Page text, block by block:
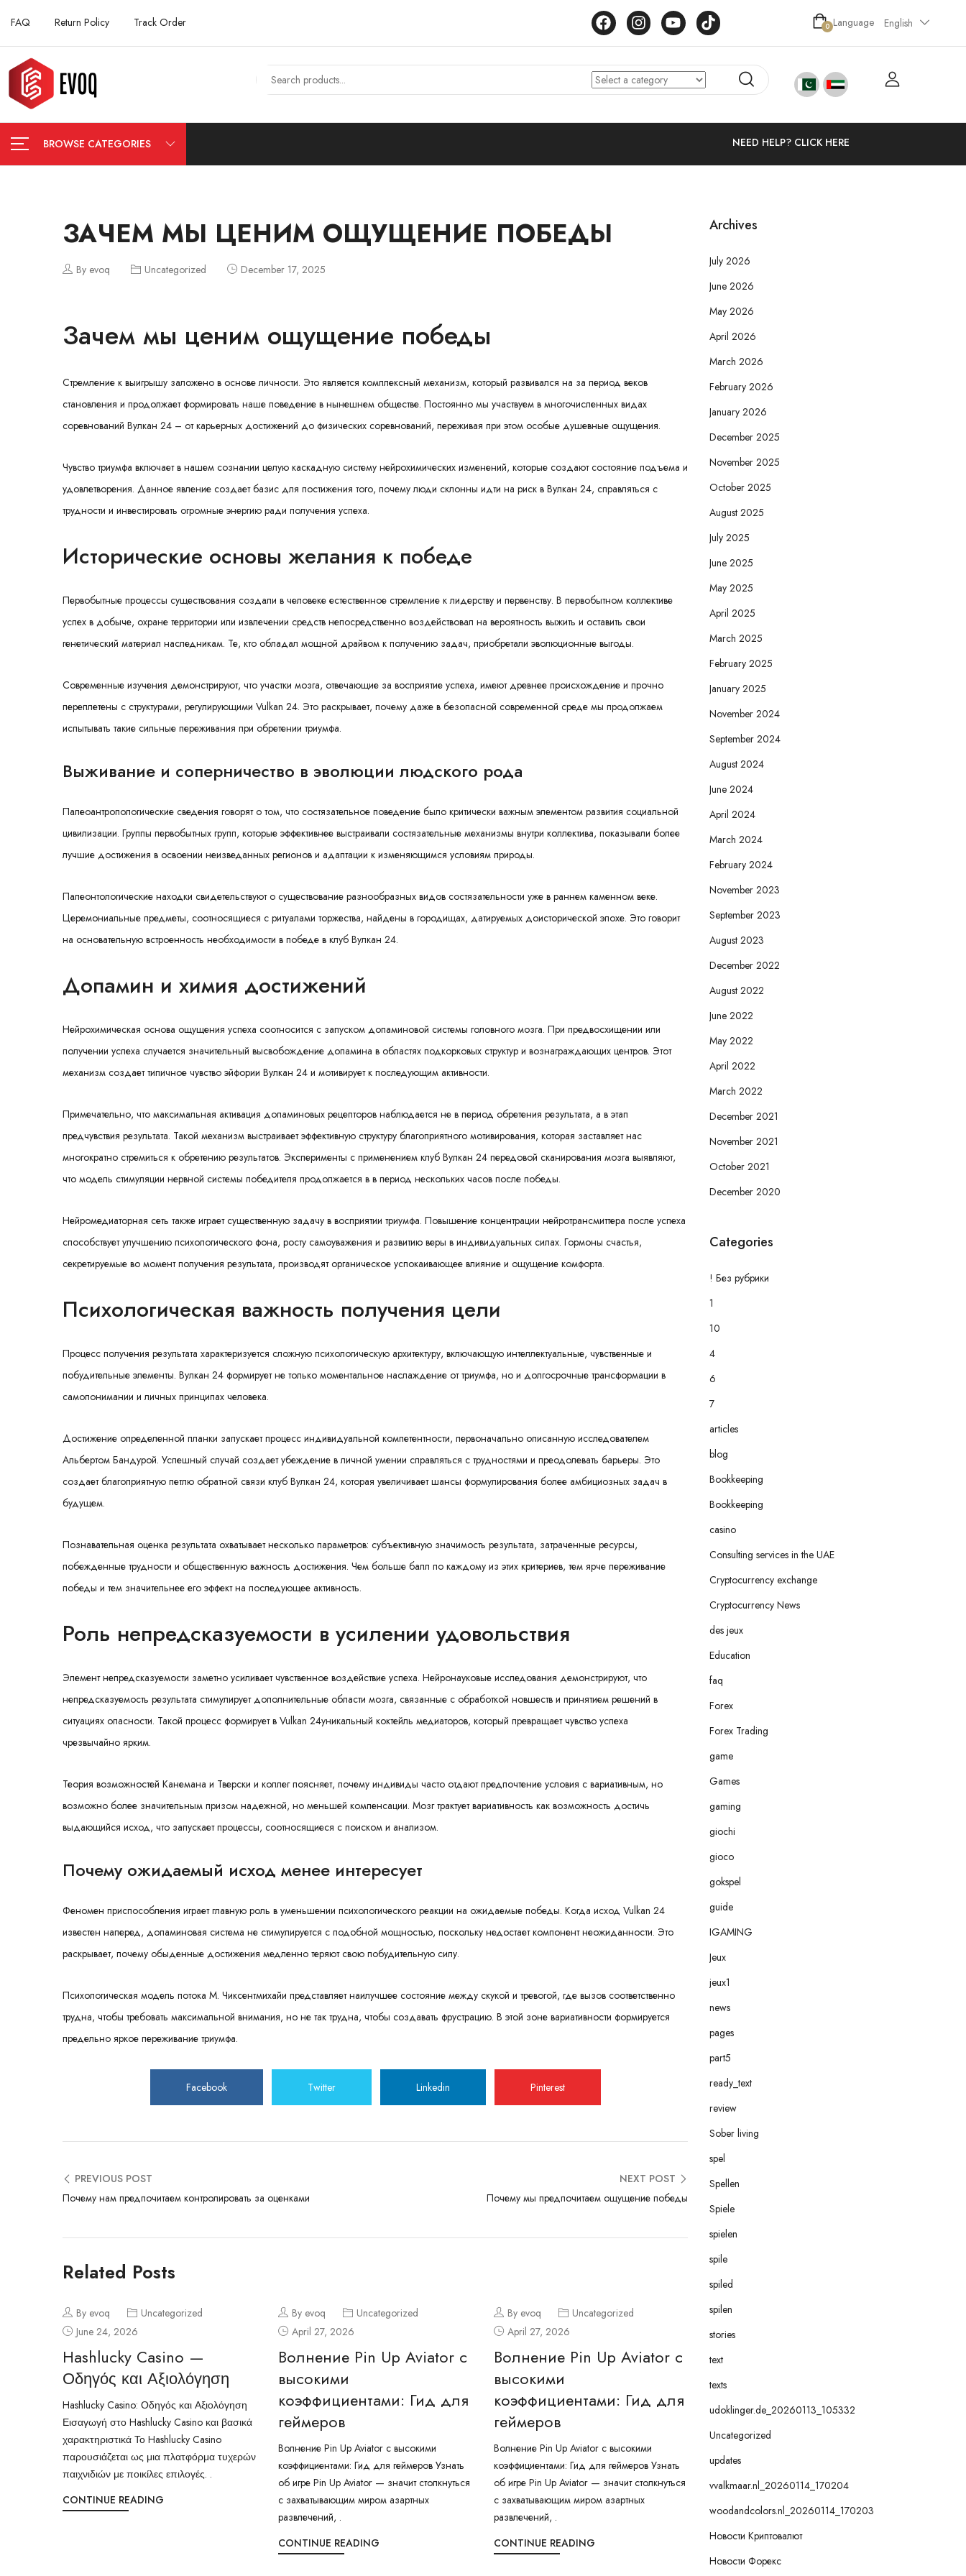
FAQ Return Policy Track Order 0 Language English
BROWSE CATEGORIES NEED HELP? CLICK HERE
ЗАЧЕМ МЫ ЦЕНИМ ОЩУЩЕНИЕ ПОБЕДЫ
By evoq Uncategorized December 17, 2025
Зачем мы ценим ощущение победы
Стремление к выигрышу заложено в основе личности. Это является комплексный механизм, который развивался на за период веков
становления и продолжает формировать наше поведение в нынешнем обществе. Постоянно мы участвуем в многочисленных видах
соревнований Вулкан 24 – от карьерных достижений до физических соревнований, переживая при этом особые душевные ощущения.
Чувство триумфа включает в нашем сознании целую каскадную систему нейрохимических изменений, которые создают состояние подъема и
удовлетворения. Данное явление создает базис для постижения того, почему люди склонны идти на риск в Вулкан 24, справляться с
трудности и инвестировать огромные энергию ради получения успеха.
Исторические основы желания к победе
Первобытные процессы существования создали в человеке естественное стремление к лидерству и первенству. В первобытном коллективе
успех в добыче, охране территории или извлечении средств непосредственно воздействовал на вероятность выжить и оставить свои
генетический материал наследникам. Те, кто обладал мощной драйвом к получению задач, приобретали эволюционные выгоды.
Современные изучения демонстрируют, что участки мозга, отвечающие за восприятие успеха, имеют древнее происхождение и прочно
переплетены с структурами, регулирующими Vulkan 24. Это раскрывает, почему даже в безопасной современной среде мы продолжаем
испытывать такие сильные переживания при обретении триумфа.
Выживание и соперничество в эволюции людского рода
Палеоантропологические сведения говорят о том, что состязательное поведение было критически важным элементом развития социальной
цивилизации. Группы первобытных групп, которые эффективнее выстраивали состязательные механизмы внутри коллектива, показывали более
лучшие достижения в освоении неизведанных регионов и адаптации к изменяющимся условиям природы.
Палеонтологические находки свидетельствуют о существование разнообразных видов состязательности уже в раннем каменном веке.
Церемониальные предметы, соотносящиеся с ритуалами торжества, найдены в городищах, датируемых доисторической эпохе. Это говорит
на основательную встроенность необходимости в победе в клуб Вулкан 24.
Допамин и химия достижений
Нейрохимическая основа ощущения успеха соотносится с запуском допаминовой системы головного мозга. При предвосхищении или
получении успеха случается значительный высвобождение допамина в областях подкорковых структур и вознаграждающих центров. Этот
механизм создает типичное чувство эйфории Вулкан 24 и мотивирует к последующим активности.
Примечательно, что максимальная активация допаминовых рецепторов наблюдается не в период обретения результата, а в этап
предчувствия результата. Такой механизм выстраивает эффективную структуру благоприятного мотивирования, которая заставляет нас
многократно стремиться к обретению результатов. Эксперименты с применением клуб Вулкан 24 передовой сканирования мозга выявляют,
что модель стимуляции нервной системы победителя продолжается в в период нескольких часов после победы.
Нейромедиаторная сеть также играет существенную задачу в восприятии триумфа. Повышение концентрации нейротрансмиттера после успеха
способствует улучшению психологического фона, росту самоуважения и развитию веры в индивидуальных силах. Гормоны счастья,
секретируемые во момент получения результата, производят органическое успокаивающее влияние и ощущение комфорта.
Психологическая важность получения цели
Процесс получения результата характеризуется сложную психологическую архитектуру, включающую интеллектуальные, чувственные и
побудительные элементы. Вулкан 24 формирует не только моментальное наслаждение от триумфа, но и долгосрочные трансформации в
самопонимании и личных принципах человека.
Достижение определенной планки запускает процесс индивидуальной компетентности, первоначально описанную исследователем
Альбертом Бандурой. Успешный случай создает убеждение в личной умении справляться с трудностями и преодолевать барьеры. Это
создает благоприятную петлю обратной связи клуб Вулкан 24, которая увеличивает шансы формулирования более амбициозных задач в
будущем.
Познавательная оценка результата охватывает несколько параметров: субъективную значимость результата, затраченные ресурсы,
побежденные трудности и общественную важность достижения. Чем больше балл по каждому из этих критериев, тем ярче переживание
победы и тем значительнее его эффект на последующее активность.
Роль непредсказуемости в усилении удовольствия
Элемент непредсказуемости заметно усиливает чувственное воздействие успеха. Нейронауковые исследования демонстрируют, что
непредсказуемость результата стимулирует дополнительные области мозга, связанные с обработкой новшеств и принятием решений в
ситуациях опасности. Такой процесс формирует в Vulkan 24уникальный коктейль медиаторов, который превращает чувство успеха
чрезвычайно ярким.
Теория возможностей Канемана и Тверски и коллег поясняет, почему индивиды часто отдают предпочтение условия с вариативным, но
возможно более значительным призом надежной, но меньшей компенсации. Мозг трактует вариативность как возможность достичь
выдающийся исход, что запускает процессы, соотносящиеся с поиском и анализом.
Почему ожидаемый исход менее интересует
Феномен приспособления играет главную роль в уменьшении психологического реакции на ожидаемые победы. Когда исход Vulkan 24
известен наперед, допаминовая система не стимулируется с подобной мощностью, поскольку недостает компонент неожиданности. Это
раскрывает, почему обыденные достижения медленно теряют свою побудительную силу.
Психологическая модель потока М. Чиксентмихайи представляет наилучшее состояние между скукой и тревогой, где вызов соответственно
трудна, чтобы требовать максимальной внимания, но не так трудна, чтобы создавать фрустрацию. В этой зоне вариативности формируется
предельно яркое переживание триумфа.
Facebook Twitter Linkedin Pinterest
PREVIOUS POST
Почему нам предпочитаем контролировать за оценками
NEXT POST
Почему мы предпочитаем ощущение победы
Related Posts
By evoq
Uncategorized
June 24, 2026
Hashlucky Casino —
Οδηγός και Αξιολόγηση
Hashlucky Casino: Οδηγός και Αξιολόγηση
Εισαγωγή στο Hashlucky Casino και βασικά
χαρακτηριστικά Το Hashlucky Casino
παρουσιάζεται ως μια πλατφόρμα τυχερών
παιχνιδιών με ποικίλες επιλογές. .
CONTINUE READING
By evoq
Uncategorized
April 27, 2026
Волнение Pin Up Aviator с
высокими
коэффициентами: Гид для
геймеров
Волнение Pin Up Aviator с высокими
коэффициентами: Гид для геймеров Узнать
об игре Pin Up Aviator — значит столкнуться
с захватывающим миром азартных
развлечений, .
CONTINUE READING
By evoq
Uncategorized
April 27, 2026
Волнение Pin Up Aviator с
высокими
коэффициентами: Гид для
геймеров
Волнение Pin Up Aviator с высокими
коэффициентами: Гид для геймеров Узнать
об игре Pin Up Aviator — значит столкнуться
с захватывающим миром азартных
развлечений, .
CONTINUE READING
Archives
July 2026
June 2026
May 2026
April 2026
March 2026
February 2026
January 2026
December 2025
November 2025
October 2025
August 2025
July 2025
June 2025
May 2025
April 2025
March 2025
February 2025
January 2025
November 2024
September 2024
August 2024
June 2024
April 2024
March 2024
February 2024
November 2023
September 2023
August 2023
December 2022
August 2022
June 2022
May 2022
April 2022
March 2022
December 2021
November 2021
October 2021
December 2020
Categories
! Без рубрики
1
10
4
6
7
articles
blog
Bookkeeping
Bookkeeping
casino
Consulting services in the UAE
Cryptocurrency exchange
Cryptocurrency News
des jeux
Education
faq
Forex
Forex Trading
game
Games
gaming
giochi
gioco
gokspel
guide
IGAMING
Jeux
jeux1
news
pages
part5
ready_text
review
Sober living
spel
Spellen
Spiele
spielen
spile
spiled
spilen
stories
text
texts
udoklinger.de_20260113_105332
Uncategorized
updates
vvalkmaar.nl_20260114_170204
woodandcolors.nl_20260114_170203
Новости Криптовалют
Новости Форекс